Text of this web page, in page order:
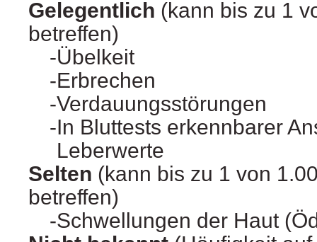
Gelegentlich (kann bis zu 1
betreffen)
Übelkeit
Erbrechen
Verdauungsstörungen
In Bluttests erkennbarer
Leberwerte
Selten (kann bis zu 1 von
betreffen)
Schwellungen der Haut